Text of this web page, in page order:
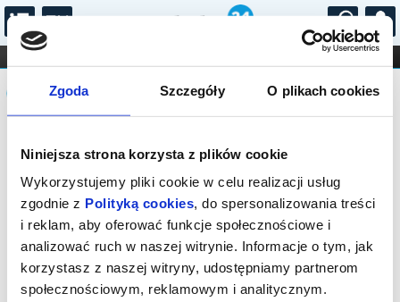
Zgoda Szczegóły O plikach cookies
Niniejsza strona korzysta z plików cookie
Wykorzystujemy pliki cookie w celu realizacji usług
zgodnie z Polityką cookies, do spersonalizowania treści
i reklam, aby oferować funkcje społecznościowe i
analizować ruch w naszej witrynie. Informacje o tym, jak
korzystasz z naszej witryny, udostępniamy partnerom
społecznościowym, reklamowym i analitycznym.
...
FILHARMONIA OPERA I BALET
STAND-UP
DLA DZIECI
Komunikat
Sprzedaż on-line została zakończona,
sprawdź dostępność biletów w kasie.